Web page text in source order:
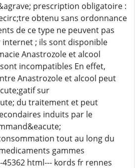
prescription obligatoire :
obtenu sans ordonnance
de ce type ne peuvent pas
; ils sont disponible
Anastrozole et alcool
incompatibles En effet,
Anastrozole et alcool peut
sur
du traitement et peut
induits par le
tout au long du
gammes
html--- kords fr rennes